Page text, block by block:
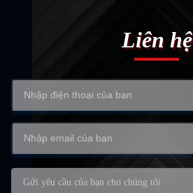
Liên hệ